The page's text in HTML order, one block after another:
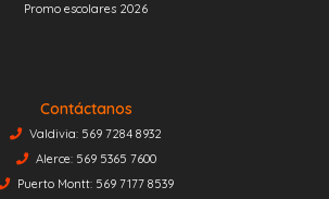
Promo escolares 2026
Contáctanos
Valdivia: 569 7284 8932
Alerce: 569 5365 7600
Puerto Montt: 569 7177 8539